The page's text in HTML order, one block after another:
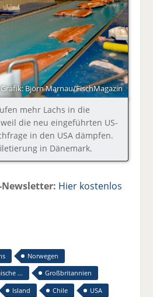
Björn Marnau/FischMagazin
mehr Lachs in die
die neu eingeführten US-
in den USA dämpfen.
in Dänemark.
Newsletter: Hier kostenlos
Norwegen
...
Großbritannien
Island Chile
USA